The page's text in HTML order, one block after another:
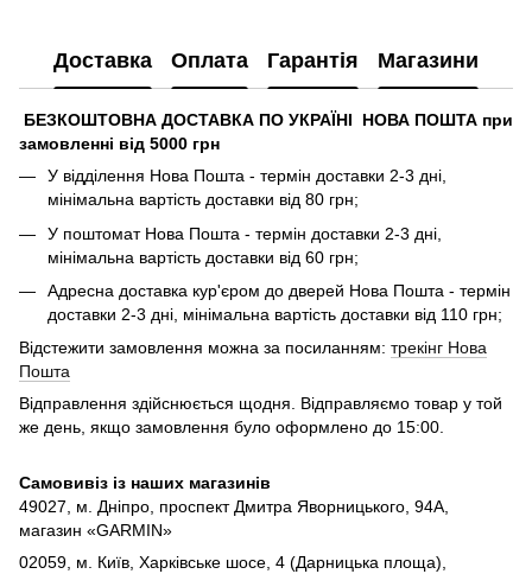
Доставка Оплата Гарантія Магазини
БЕЗКОШТОВНА ДОСТАВКА ПО УКРАЇНІ НОВА ПОШТА при
замовленні від 5000 грн
У відділення Нова Пошта - термін доставки 2-3 дні,
мінімальна вартість доставки від 80 грн;
У поштомат Нова Пошта - термін доставки 2-3 дні,
мінімальна вартість доставки від 60 грн;
Адресна доставка кур'єром до дверей Нова Пошта - термін
доставки 2-3 дні, мінімальна вартість доставки від 110 грн;
Відстежити замовлення можна за посиланням: трекінг Нова
Пошта
Відправлення здійснюється щодня. Відправляємо товар у той
же день, якщо замовлення було оформлено до 15:00.
Самовивіз із наших магазинів
49027, м. Дніпро, проспект Дмитра Яворницького, 94А,
магазин «GARMIN»
02059, м. Київ, Харківське шосе, 4 (Дарницька площа),